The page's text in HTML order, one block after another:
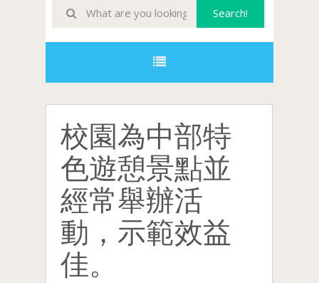
校園為中部特
色遊憩景點並
經常舉辦活
動，示範效益
佳。